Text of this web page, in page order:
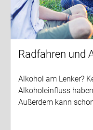
Radfahren und
Alkohol am Lenker?
Alkoholeinfluss
Außerdem kann